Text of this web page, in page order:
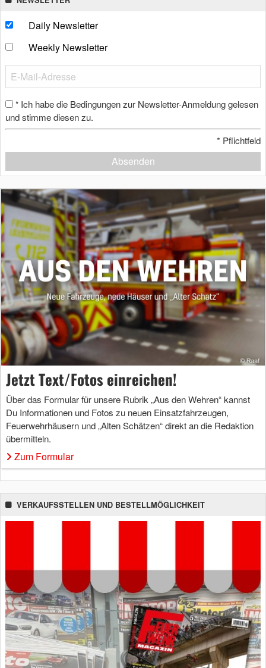
Daily Newsletter
Weekly Newsletter
* Ich habe die Bedingungen zur Newsletter-Anmeldung gelesen
und stimme diesen zu.
* Pflichtfeld
Absenden
Jetzt Text/Fotos einreichen!
Über das Formular für unsere Rubrik „Aus den Wehren“ kannst
Du Informationen und Fotos zu neuen Einsatzfahrzeugen,
Feuerwehrhäusern und „Alten Schätzen“ direkt an die Redaktion
übermitteln.
Zum Formular
VERKAUFSSTELLEN UND BESTELLMÖGLICHKEIT